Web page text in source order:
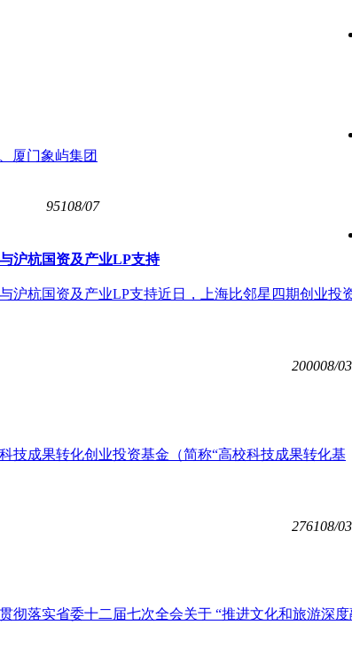
厦门象屿集团
95108/07
沪杭国资及产业LP支持
沪杭国资及产业LP支持近日，上海比邻星四期创业投
200008/03
技成果转化创业投资基金（简称“高校科技成果转化基
276108/03
彻落实省委十二届七次全会关于 “推进文化和旅游深度